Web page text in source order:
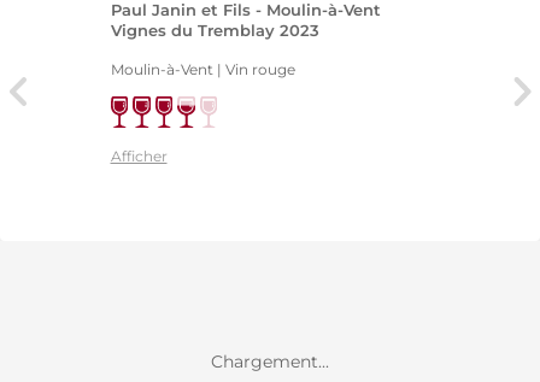
Paul Janin et Fils - Moulin-à-Vent
Vignes du Tremblay 2023
Moulin-à-Vent | Vin rouge
Afficher
Chargement...